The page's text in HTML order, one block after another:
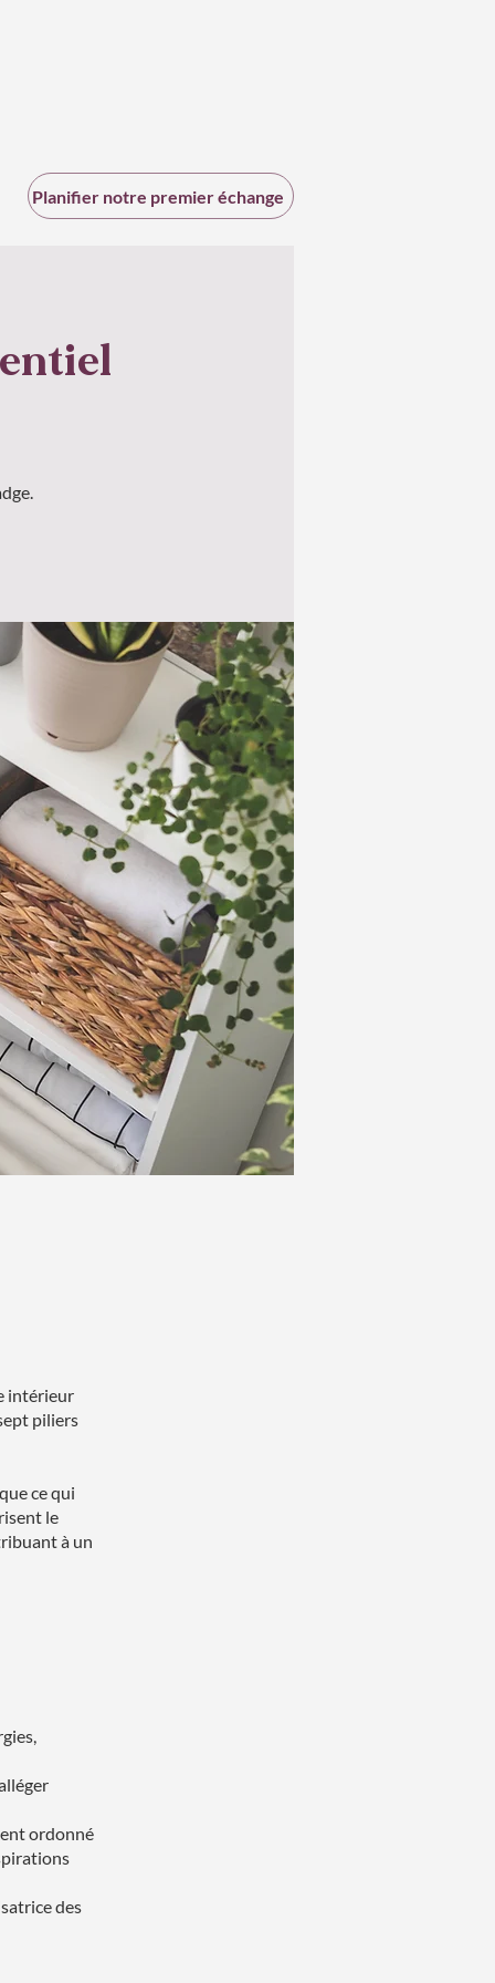
Planifier notre premier échange
intérieur
piliers
ce qui
le
à un
ordonné
des